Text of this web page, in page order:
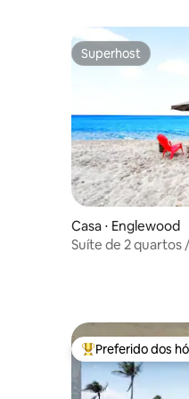
Superhost
Superhost
Casa ⋅ Englewood
Suíte de 2 quartos
frente à praia –
SUP – bicicletas –
Entre os melhores
Preferido dos